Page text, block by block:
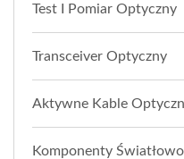
Test I Pomiar Optyczny
Transceiver Optyczny
Aktywne Kable
Komponenty